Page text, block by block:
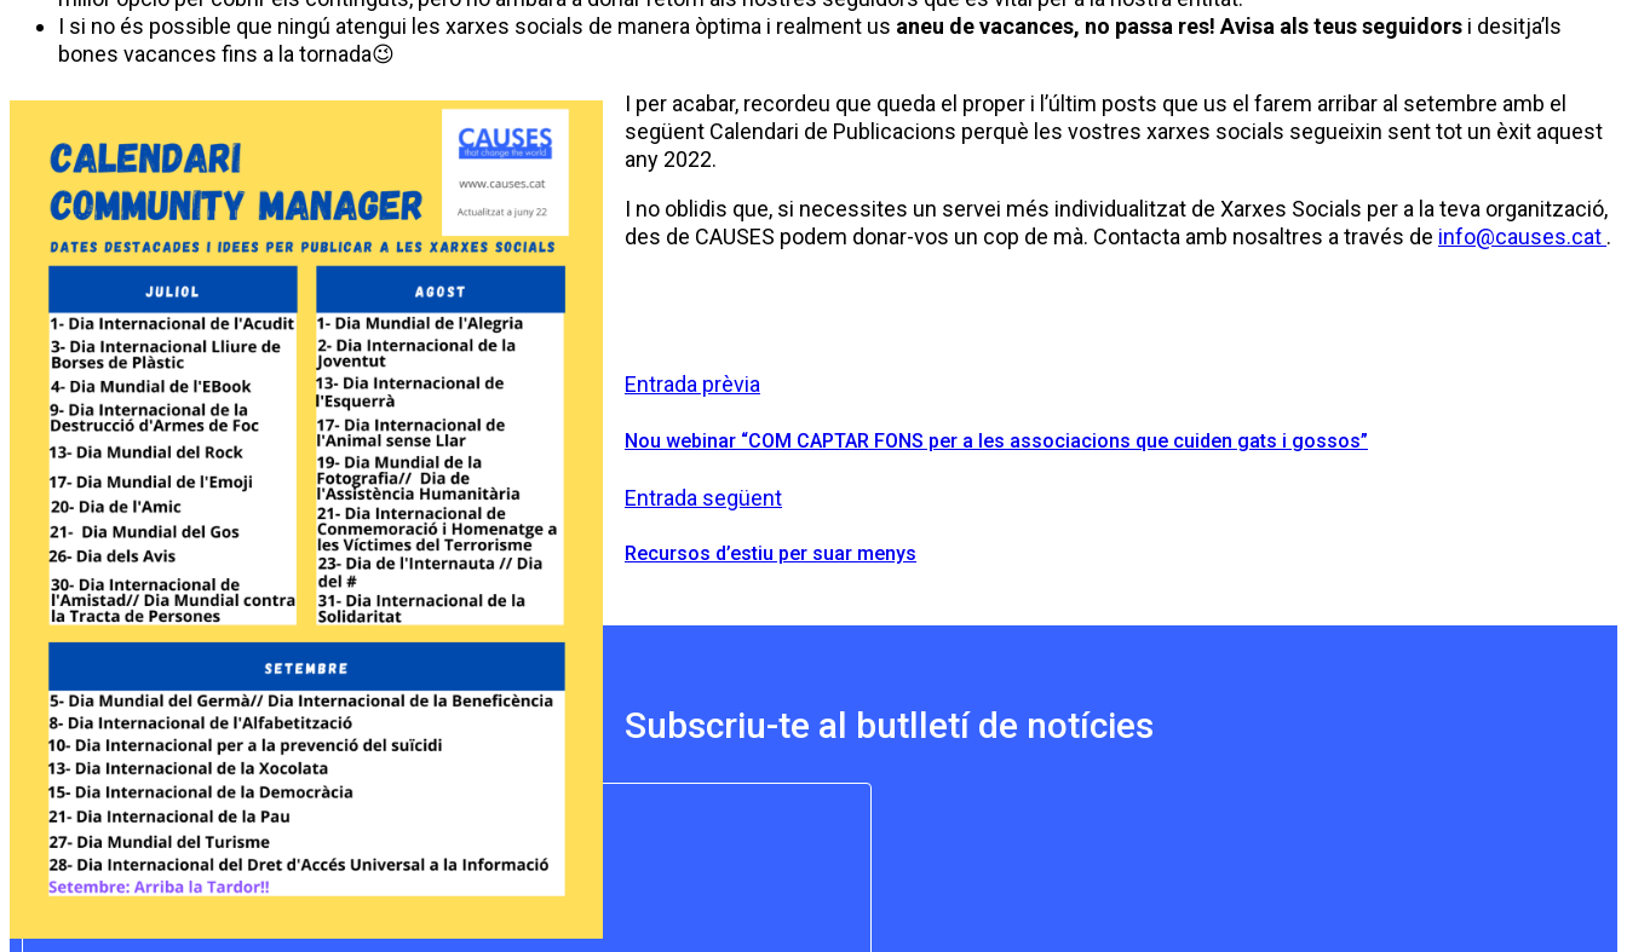
I si no és possible que ningú atengui les xarxes socials de manera òptima i realment us aneu de vacances, no passa res! Avisa als teus seguidors i desitja’ls
bones vacances fins a la tornada😉
I per acabar, recordeu que queda el proper i l’últim posts que us el farem arribar al setembre amb el
següent Calendari de Publicacions perquè les vostres xarxes socials segueixin sent tot un èxit aquest
any 2022.
I no oblidis que, si necessites un servei més individualitzat de Xarxes Socials per a la teva organització,
des de CAUSES podem donar-vos un cop de mà. Contacta amb nosaltres a través de info@causes.cat .
Entrada prèvia
Nou webinar “COM CAPTAR FONS per a les associacions que cuiden gats i gossos”
Entrada següent
Recursos d’estiu per suar menys
Subscriu-te al butlletí de notícies